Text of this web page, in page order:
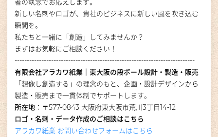
者の執念でお応えします。
新しい名刺やロゴが、貴社のビジネスに新しい風を吹き込む
瞬間を。
私たちと一緒に「創造」してみませんか？
まずはお気軽にご相談ください！
--------------------------------------------------------------------------
有限会社アラカワ紙業｜東大阪の段ボール設計・製造・販売
「想像し創造する」の理念のもと、企画・設計デザインから
製造・販売まで一貫体制でサポートします。
所在地 ：〒577-0843 大阪府東大阪市荒川3丁目14-12
ロゴ・名刺・データ作成のご相談はこちら
アラカワ紙業 お問い合わせフォームはこちら